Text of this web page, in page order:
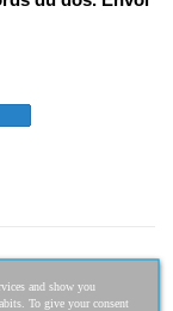
and show you
To give your consent